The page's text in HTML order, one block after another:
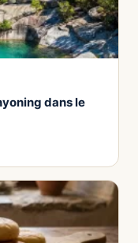
dans le